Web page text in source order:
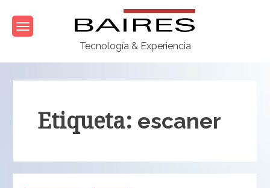
content
Tecnología & Experiencia
Etiqueta: escaner